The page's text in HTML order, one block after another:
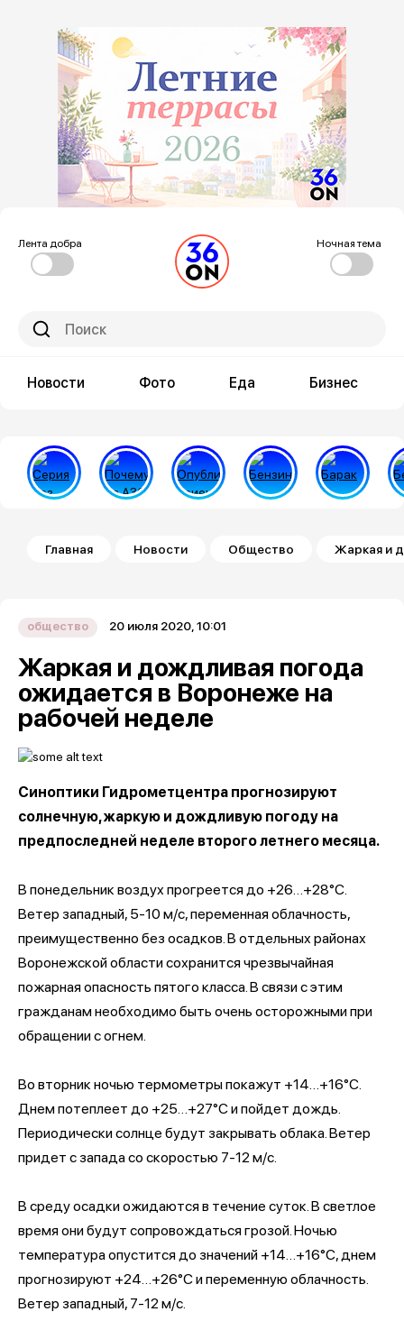
Лента добра Ночная тема
Новости Фото Еда Бизнес
Строка навигации
Главная Новости Общество Жаркая и
общество 20 июля 2020, 10:01
Жаркая и дождливая погода
ожидается в Воронеже на
рабочей неделе
Синоптики Гидрометцентра прогнозируют
солнечную, жаркую и дождливую погоду на
предпоследней неделе второго летнего месяца.
В понедельник воздух прогреется до +26…+28°С.
Ветер западный, 5-10 м/с, переменная облачность,
преимущественно без осадков. В отдельных районах
Воронежской области сохранится чрезвычайная
пожарная опасность пятого класса. В связи с этим
гражданам необходимо быть очень осторожными при
обращении с огнем.
Во вторник ночью термометры покажут +14…+16°С.
Днем потеплеет до +25…+27°С и пойдет дождь.
Периодически солнце будут закрывать облака. Ветер
придет с запада со скоростью 7-12 м/с.
В среду осадки ожидаются в течение суток. В светлое
время они будут сопровождаться грозой. Ночью
температура опустится до значений +14…+16°С, днем
прогнозируют +24…+26°С и переменную облачность.
Ветер западный, 7-12 м/с.